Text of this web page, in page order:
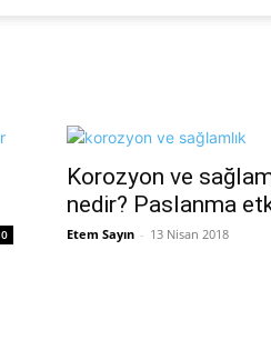
0
Korozyon ve
nedir? Paslanma
Etem Sayın - 13 Nisan 2018